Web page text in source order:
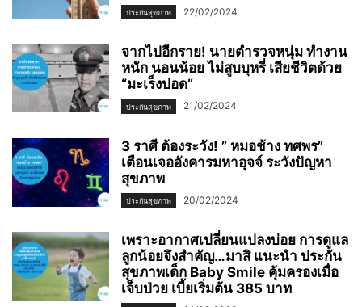
ประกันสุขภาพ 22/02/2024
จากไปอีกราย! นายตำรวจหนุ่ม ทำงาน
หนัก นอนน้อย ไม่สูบบุหรี่ เสียชีวิตด้วย
“มะเร็งปอด”
ประกันสุขภาพ 21/02/2024
3 ราศี ต้องระวัง! ” หมอช้าง ทศพร”
เตือนเจออังคารมหาอุจจ์ ระวังปัญหา
สุขภาพ
ประกันสุขภาพ 20/02/2024
เพราะอากาศเปลี่ยนแปลงบ่อย การดูแล
ลูกน้อยจึงสำคัญ…มาสิ แนะนำ ประกัน
สุขภาพเด็ก Baby Smile คุ้มครองเมื่อ
เจ็บป่วย เบี้ยเริ่มต้น 385 บาท